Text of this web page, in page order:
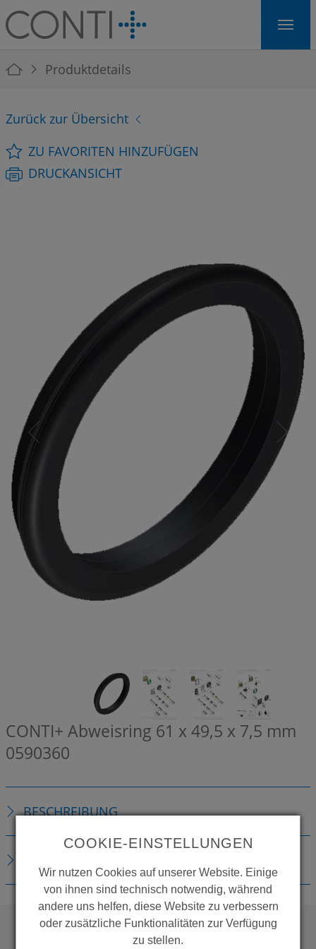
Skip to main navigation
Skip to main content
Skip to page footer
You are here:
Produktdetails
Zurück zur Übersicht
ZU FAVORITEN HINZUFÜGEN
DRUCKANSICHT
CONTI+ Abweisring 61 x 49,5 x 7,5 mm
0590360
BESCHREIBUNG
COOKIE-EINSTELLUNGEN
Wir nutzen Cookies auf unserer Website. Einige
von ihnen sind technisch notwendig, während
andere uns helfen, diese Website zu verbessern
oder zusätzliche Funktionalitäten zur Verfügung
zu stellen.